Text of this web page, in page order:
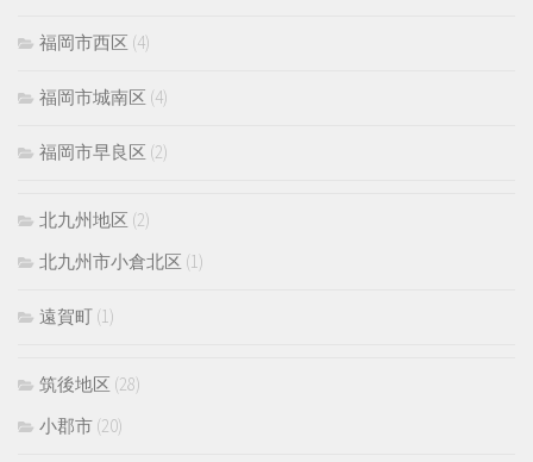
福岡市西区 (4)
福岡市城南区 (4)
福岡市早良区 (2)
北九州地区 (2)
北九州市小倉北区 (1)
遠賀町 (1)
筑後地区 (28)
小郡市 (20)